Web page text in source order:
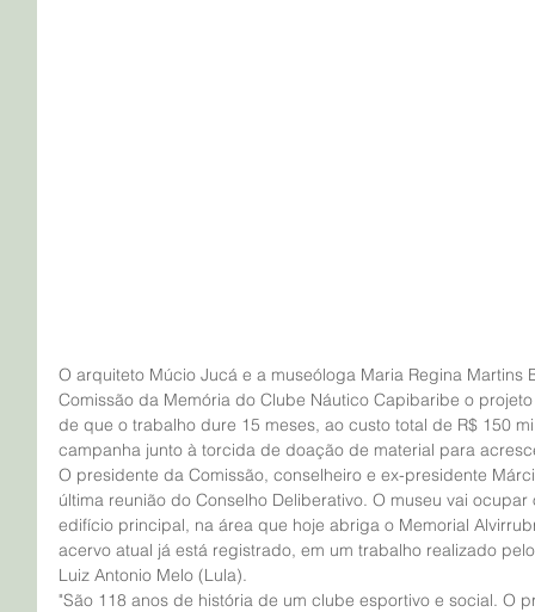
O arquiteto Múcio Jucá e a museóloga Maria Regina Martins
Comissão da Memória do Clube Náutico Capibaribe o
de que o trabalho dure 15 meses, ao custo total de R$ 150
campanha junto à torcida de doação de material para
O presidente da Comissão, conselheiro e ex-presidente
última reunião do Conselho Deliberativo. O museu vai
edifício principal, na área que hoje abriga o Memorial
acervo atual já está registrado, em um trabalho realizado
Luiz Antonio Melo (Lula).
"São 118 anos de história de um clube esportivo e social. O